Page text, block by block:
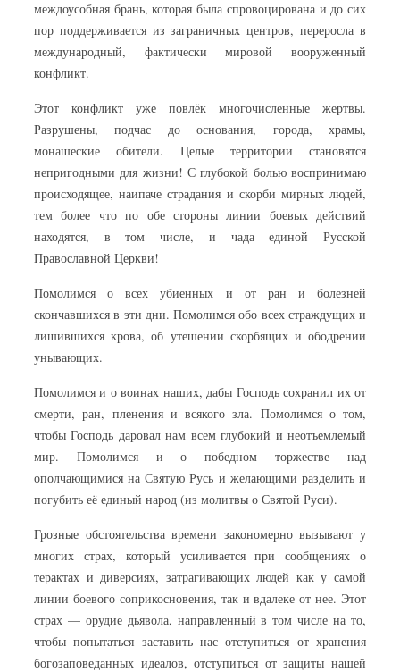
междоусобная брань, которая была спровоцирована и до сих
пор поддерживается из заграничных центров, переросла в
международный, фактически мировой вооруженный
конфликт.
Этот конфликт уже повлёк многочисленные жертвы.
Разрушены, подчас до основания, города, храмы,
монашеские обители. Целые территории становятся
непригодными для жизни! С глубокой болью воспринимаю
происходящее, наипаче страдания и скорби мирных людей,
тем более что по обе стороны линии боевых действий
находятся, в том числе, и чада единой Русской
Православной Церкви!
Помолимся о всех убиенных и от ран и болезней
скончавшихся в эти дни. Помолимся обо всех страждущих и
лишившихся крова, об утешении скорбящих и ободрении
унывающих.
Помолимся и о воинах наших, дабы Господь сохранил их от
смерти, ран, пленения и всякого зла. Помолимся о том,
чтобы Господь даровал нам всем глубокий и неотъемлемый
мир. Помолимся и о победном торжестве над
ополчающимися на Святую Русь и желающими разделить и
погубить её единый народ (из молитвы о Святой Руси).
Грозные обстоятельства времени закономерно вызывают у
многих страх, который усиливается при сообщениях о
терактах и диверсиях, затрагивающих людей как у самой
линии боевого соприкосновения, так и вдалеке от нее. Этот
страх — орудие дьявола, направленный в том числе на то,
чтобы попытаться заставить нас отступиться от хранения
богозаповеданных идеалов, отступиться от защиты нашей